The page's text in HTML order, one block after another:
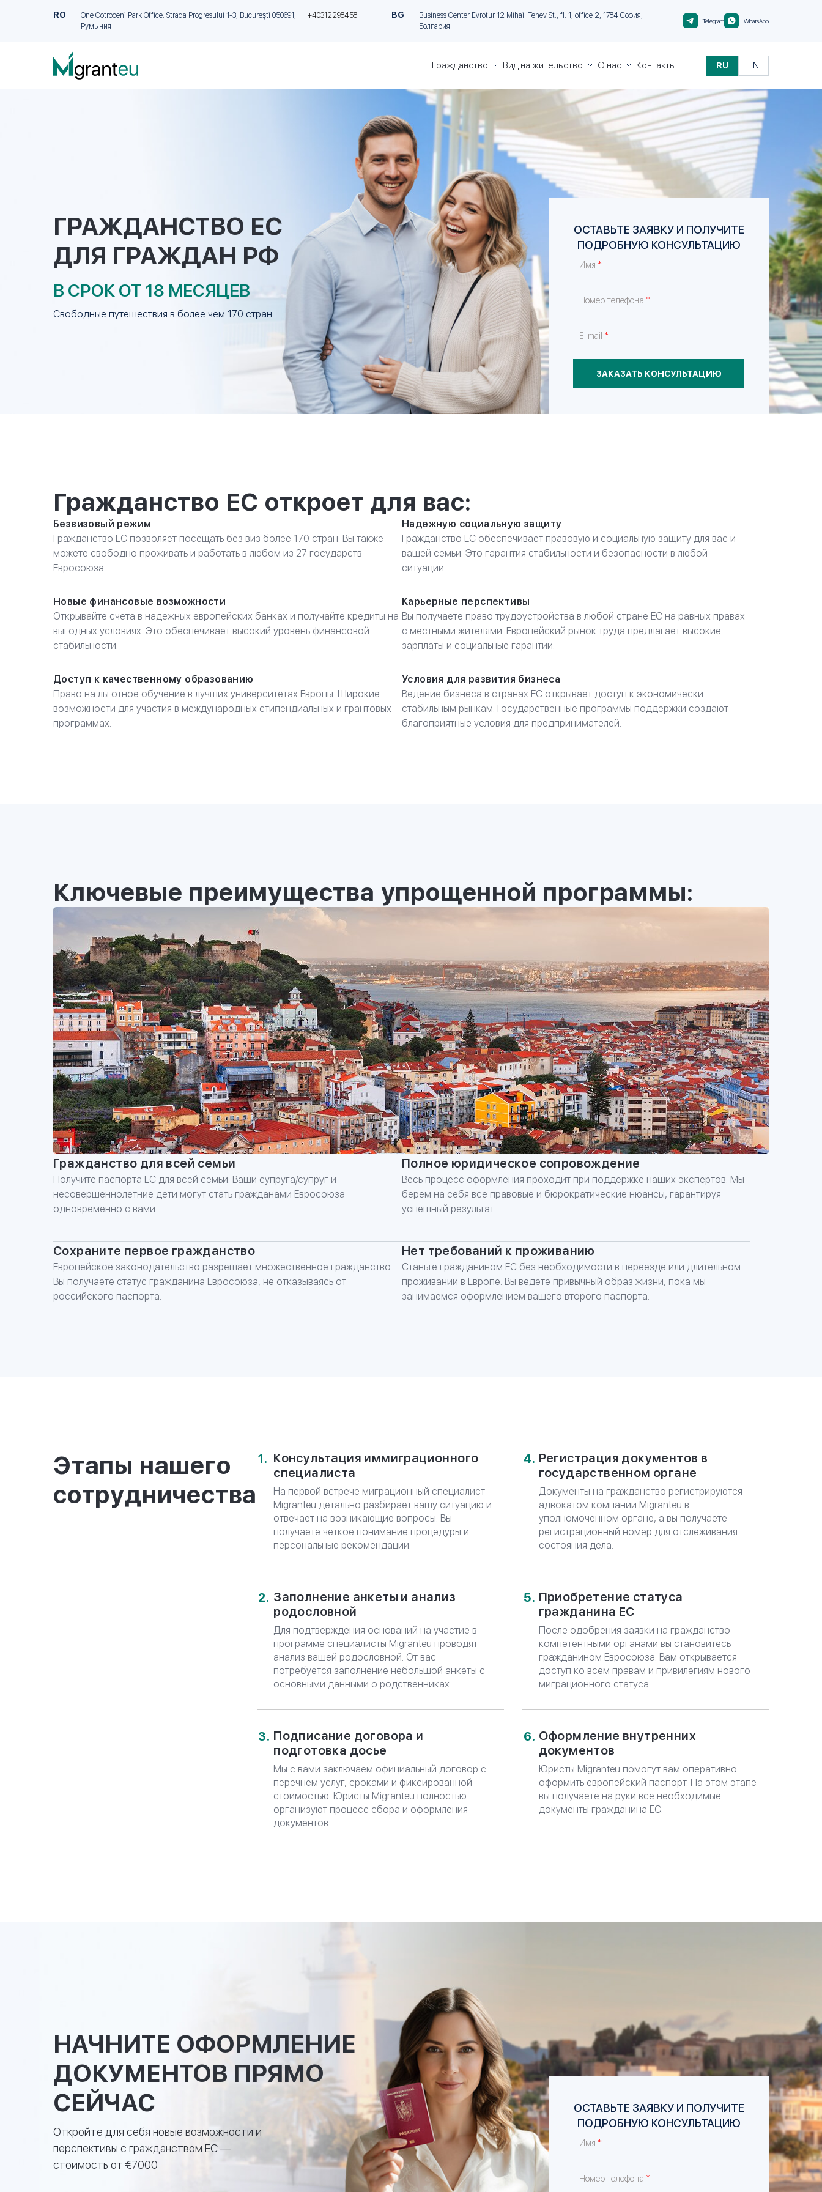
RO
One Cotroceni Park Office. Strada Progresului 1-3, București 050691,
Румыния
+40312298458 BG
Business Center Evrotur 12 Mihail Tenev St., fl. 1, office 2, 1784 София,
Болгария
Telegram WhatsApp
Гражданство
Гражданство
Греции
Гражданство
Гражданство
Румынии
Гражданство
Болгарии
Вид на жительство
ВНЖ на Кипре за
ПМЖ на Мальте
за инвестиции
«Золотая виза»
Греции
«Золотая виза»
Португалии
ВНЖ Италии за
инвестиции
О нас
Migranteu
Контроль
качества
Контакты RU EN
ГРАЖДАНСТВО ЕС
ДЛЯ ГРАЖДАН РФ
В СРОК ОТ 18 МЕСЯЦЕВ
Свободные путешествия в более чем 170 стран
ОСТАВЬТЕ ЗАЯВКУ И ПОЛУЧИТЕ
ПОДРОБНУЮ КОНСУЛЬТАЦИЮ
Имя *
Номер телефона *
E-mail *
ЗАКАЗАТЬ КОНСУЛЬТАЦИЮ
Гражданство ЕС откроет для вас:
Безвизовый режим
Гражданство ЕС позволяет посещать без виз более 170 стран. Вы также
можете свободно проживать и работать в любом из 27 государств
Евросоюза.
Надежную социальную защиту
Гражданство ЕС обеспечивает правовую и социальную защиту для вас и
вашей семьи. Это гарантия стабильности и безопасности в любой
ситуации.
Новые финансовые возможности
Открывайте счета в надежных европейских банках и получайте кредиты на
выгодных условиях. Это обеспечивает высокий уровень финансовой
стабильности.
Карьерные перспективы
Вы получаете право трудоустройства в любой стране ЕС на равных правах
с местными жителями. Европейский рынок труда предлагает высокие
зарплаты и социальные гарантии.
Доступ к качественному образованию
Право на льготное обучение в лучших университетах Европы. Широкие
возможности для участия в международных стипендиальных и грантовых
программах.
Условия для развития бизнеса
Ведение бизнеса в странах ЕС открывает доступ к экономически
стабильным рынкам. Государственные программы поддержки создают
благоприятные условия для предпринимателей.
Ключевые преимущества упрощенной программы:
Гражданство для всей семьи
Получите паспорта ЕС для всей семьи. Ваши супруга/супруг и
несовершеннолетние дети могут стать гражданами Евросоюза
одновременно с вами.
Полное юридическое сопровождение
Весь процесс оформления проходит при поддержке наших экспертов. Мы
берем на себя все правовые и бюрократические нюансы, гарантируя
успешный результат.
Сохраните первое гражданство
Европейское законодательство разрешает множественное гражданство.
Вы получаете статус гражданина Евросоюза, не отказываясь от
российского паспорта.
Нет требований к проживанию
Станьте гражданином ЕС без необходимости в переезде или длительном
проживании в Европе. Вы ведете привычный образ жизни, пока мы
занимаемся оформлением вашего второго паспорта.
Этапы нашего
сотрудничества
Консультация иммиграционного
специалиста
На первой встрече миграционный специалист
Migranteu детально разбирает вашу ситуацию и
отвечает на возникающие вопросы. Вы
получаете четкое понимание процедуры и
персональные рекомендации.
Заполнение анкеты и анализ
родословной
Для подтверждения оснований на участие в
программе специалисты Migranteu проводят
анализ вашей родословной. От вас
потребуется заполнение небольшой анкеты с
основными данными о родственниках.
Подписание договора и
подготовка досье
Мы с вами заключаем официальный договор с
перечнем услуг, сроками и фиксированной
стоимостью. Юристы Migranteu полностью
организуют процесс сбора и оформления
документов.
Регистрация документов в
государственном органе
Документы на гражданство регистрируются
адвокатом компании Migranteu в
уполномоченном органе, а вы получаете
регистрационный номер для отслеживания
состояния дела.
Приобретение статуса
гражданина ЕС
После одобрения заявки на гражданство
компетентными органами вы становитесь
гражданином Евросоюза. Вам открывается
доступ ко всем правам и привилегиям нового
миграционного статуса.
Оформление внутренних
документов
Юристы Migranteu помогут вам оперативно
оформить европейский паспорт. На этом этапе
вы получаете на руки все необходимые
документы гражданина ЕС.
НАЧНИТЕ ОФОРМЛЕНИЕ
ДОКУМЕНТОВ ПРЯМО
СЕЙЧАС
Откройте для себя новые возможности и
перспективы с гражданством ЕС —
стоимость от €7000
ОСТАВЬТЕ ЗАЯВКУ И ПОЛУЧИТЕ
ПОДРОБНУЮ КОНСУЛЬТАЦИЮ
Имя *
Номер телефона *
при персональном сопровождении юристов Migranteu
ЗАПОЛНИТЕ ФОРМУ